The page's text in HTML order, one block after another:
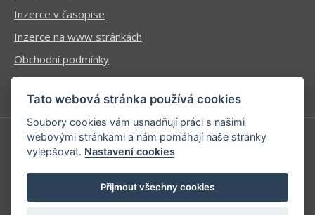
Inzerce v časopise
Inzerce na www stránkách
Obchodní podmínky
Ochrana osobních údajů
Příhlášení | Registrace
Kontaktní informace
Mapa stránek
Tato webová stránka používá cookies
Soubory cookies vám usnadňují práci s našimi
webovými stránkami a nám pomáhají naše stránky
vylepšovat. Nastavení cookies
Přijmout všechny cookies